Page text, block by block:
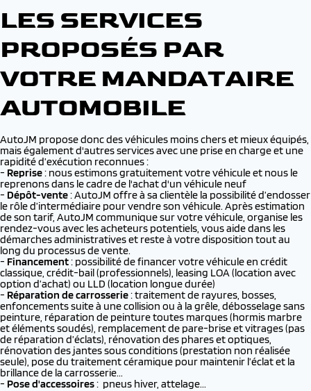
LES SERVICES
PROPOSÉS PAR
VOTRE MANDATAIRE
AUTOMOBILE
AutoJM propose donc des véhicules moins chers et mieux équipés,
mais également d'autres services avec une prise en charge et une
rapidité d’exécution reconnues :
- Reprise: nous estimons gratuitement votre véhicule et nous le
reprenons dans le cadre de l'achat d'un véhicule neuf
- Dépôt-vente: AutoJM offre à sa clientèle la possibilité d’endosser
le rôle d’intermédiaire pour vendre son véhicule. Après estimation
de son tarif, AutoJM communique sur votre véhicule, organise les
rendez-vous avec les acheteurs potentiels, vous aide dans les
démarches administratives et reste à votre disposition tout au
long du processus de vente.
- Financement: possibilité de financer votre véhicule en crédit
classique, crédit-bail (professionnels), leasing LOA (location avec
option d’achat) ou LLD (location longue durée)
- Réparation de carrosserie: traitement de rayures, bosses,
enfoncements suite à une collision ou à la grêle, débosselage sans
peinture, réparation de peinture toutes marques (hormis marbre
et éléments soudés), remplacement de pare-brise et vitrages (pas
de réparation d’éclats), rénovation des phares et optiques,
rénovation des jantes sous conditions (prestation non réalisée
seule), pose du traitement céramique pour maintenir l’éclat et la
brillance de la carrosserie...
- Pose d'accessoires: pneus hiver, attelage...